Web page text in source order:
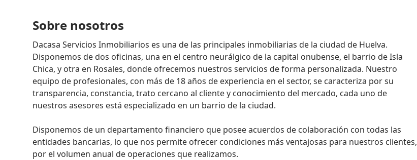
Sobre nosotros
Dacasa Servicios Inmobiliarios es una de las principales inmobiliarias de la ciudad de Huelva.
Disponemos de dos oficinas, una en el centro neurálgico de la capital onubense, el barrio de Isla
Chica, y otra en Rosales, donde ofrecemos nuestros servicios de forma personalizada. Nuestro
equipo de profesionales, con más de 18 años de experiencia en el sector, se caracteriza por su
transparencia, constancia, trato cercano al cliente y conocimiento del mercado, cada uno de
nuestros asesores está especializado en un barrio de la ciudad.
Disponemos de un departamento financiero que posee acuerdos de colaboración con todas las
entidades bancarias, lo que nos permite ofrecer condiciones más ventajosas para nuestros clientes,
por el volumen anual de operaciones que realizamos.